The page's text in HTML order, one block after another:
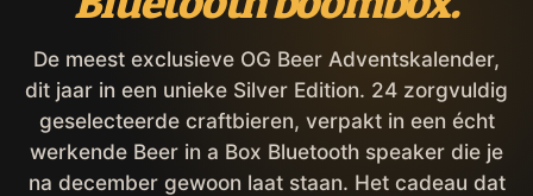
De meest exclusieve OG Beer Adventskalender,
dit jaar in een unieke Silver Edition. 24 zorgvuldig
geselecteerde craftbieren, verpakt in een écht
werkende Beer in a Box Bluetooth speaker die je
na december gewoon laat staan. Het cadeau dat